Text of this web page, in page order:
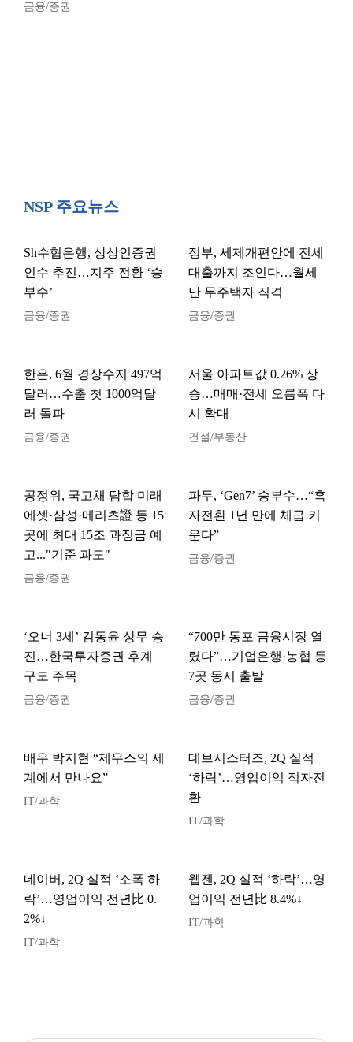
금융/증권
NSP 주요뉴스
Sh수협은행, 상상인증권
인수 추진…지주 전환 ‘승
부수’
금융/증권
정부, 세제개편안에 전세
대출까지 조인다…월세
난 무주택자 직격
금융/증권
한은, 6월 경상수지 497억
달러…수출 첫 1000억달
러 돌파
금융/증권
서울 아파트값 0.26% 상
승…매매·전세 오름폭 다
시 확대
건설/부동산
공정위, 국고채 담합 미래
에셋·삼성·메리츠證 등 15
곳에 최대 15조 과징금 예
고..."기준 과도"
금융/증권
파두, ‘Gen7’ 승부수…“흑
자전환 1년 만에 체급 키
운다”
금융/증권
‘오너 3세’ 김동윤 상무 승
진…한국투자증권 후계
구도 주목
금융/증권
“700만 동포 금융시장 열
렸다”…기업은행·농협 등
7곳 동시 출발
금융/증권
배우 박지현 “제우스의 세
계에서 만나요”
IT/과학
데브시스터즈, 2Q 실적
‘하락’…영업이익 적자전
환
IT/과학
네이버, 2Q 실적 ‘소폭 하
락’…영업이익 전년比 0.
2%↓
IT/과학
웹젠, 2Q 실적 ‘하락’…영
업이익 전년比 8.4%↓
IT/과학